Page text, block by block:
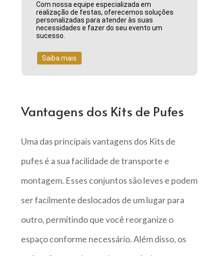
Com nossa equipe especializada em
realização de festas, oferecemos soluções
personalizadas para atender às suas
necessidades e fazer do seu evento um
sucesso.
Saiba mais
Vantagens dos Kits de Pufes
Uma das principais vantagens dos Kits de
pufes é a sua facilidade de transporte e
montagem. Esses conjuntos são leves e podem
ser facilmente deslocados de um lugar para
outro, permitindo que você reorganize o
espaço conforme necessário. Além disso, os